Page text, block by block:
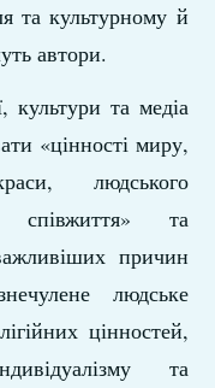
та культурному й
автори.
культури та медіа
«цінності миру,
людського
співжиття» та
причин
людське
цінностей,
та